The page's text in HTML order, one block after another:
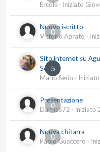
Ercole · Iniziato
0
Nuovo iscritto
Vittorio Aprato ·
5
Sito internet su
Serio
Mario Serio · Iniziato
0
Presentazione
Damis672 · Iniziato
0
Nuova chitarra
Paolo Guaccero ·